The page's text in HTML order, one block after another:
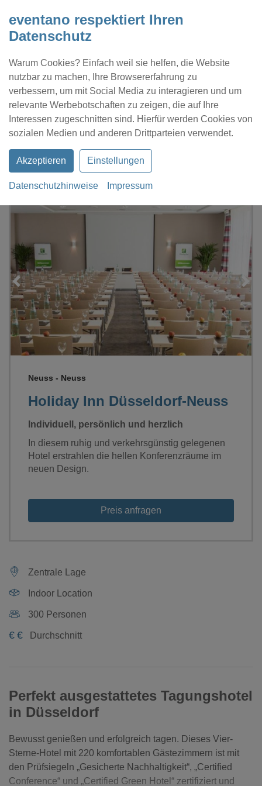
eventano respektiert Ihren
Datenschutz
Warum Cookies? Einfach weil sie helfen, die Website
nutzbar zu machen, Ihre Browsererfahrung zu
verbessern, um mit Social Media zu interagieren und um
relevante Werbebotschaften zu zeigen, die auf Ihre
Interessen zugeschnitten sind. Hierfür werden Cookies von
sozialen Medien und anderen Drittparteien verwendet.
Akzeptieren Einstellungen
Datenschutzhinweise Impressum
Kontakt Location eintragen Profil
Loading...
Holiday Inn Düsseldorf-Neuss
Neuss - Neuss
Individuell, persönlich und herzlich
In diesem ruhig und verkehrsgünstig gelegenen
Hotel erstrahlen die hellen Konferenzräume im
neuen Design.
Preis anfragen
Zentrale Lage
Indoor Location
300 Personen
€ € Durchschnitt
Perfekt ausgestattetes Tagungshotel
in Düsseldorf
Bewusst genießen und erfolgreich tagen. Dieses Vier-
Sterne-Hotel mit 220 komfortablen Gästezimmern ist mit
den Prüfsiegeln „Gesicherte Nachhaltigkeit“, „Certified
Conference“ und „Certified Green Hotel“ zertifiziert und